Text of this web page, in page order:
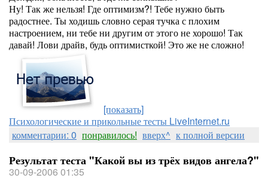
Ну! Так же нельзя! Где оптимизм?! Тебе нужно быть
радостнее. Ты ходишь словно серая тучка с плохим
настроением, ни тебе ни другим от этого не хорошо! Так
давай! Лови драйв, будь оптимисткой! Это же не сложно!
[показать]
Психологические и прикольные тесты LiveInternet.ru
комментарии: 0 понравилось! вверх^ к полной версии
Результат теста "Какой вы из трёх видов ангела?"
30-09-2006 01:35